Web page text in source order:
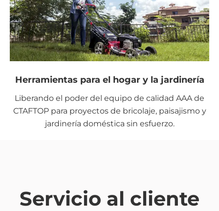
Herramientas para el hogar y la jardinería
Liberando el poder del equipo de calidad AAA de
CTAFTOP para proyectos de bricolaje, paisajismo y
jardinería doméstica sin esfuerzo.
Servicio al cliente